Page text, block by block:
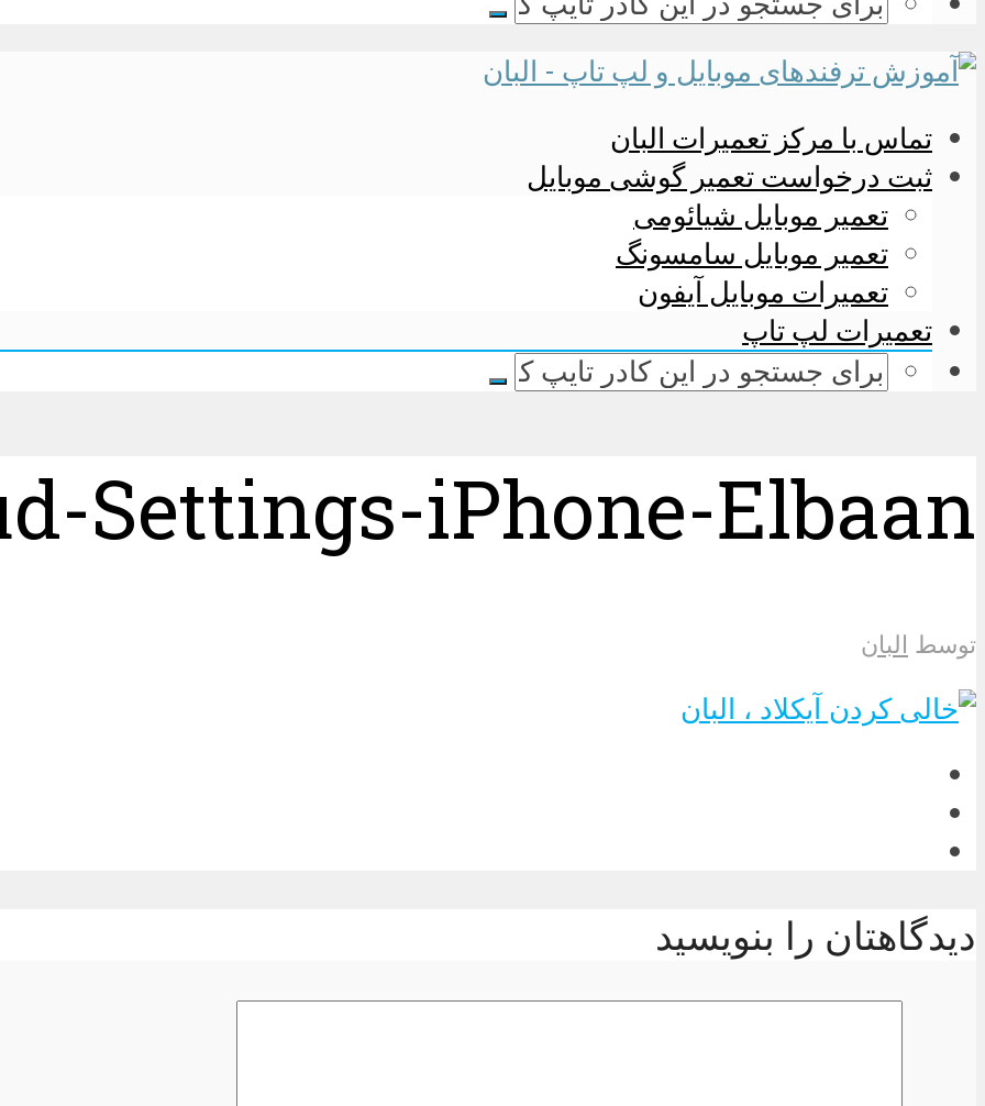
تماس با مرکز تعمیرات البان
ثبت درخواست تعمیر گوشی موبایل
تعمیر موبایل شیائومی
تعمیر موبایل سامسونگ
تعمیرات موبایل آیفون
تعمیرات لپ تاپ
Settings-iPhone-Elbaan
توسط البان
دیدگاهتان را بنویسید